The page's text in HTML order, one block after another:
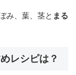
み、葉、茎と まる
レシピは？